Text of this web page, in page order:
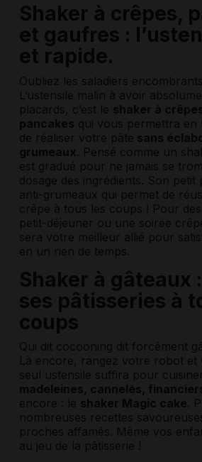
Shaker à crêpes,
et gaufres :
et rapide.
Oubliez les saladiers
L’ustensile malin à avoir
placards, c’est le shaker à
pancakes qui vous permettra en
de réaliser votre pâte sans
grumeaux . Pensé comme un
est gradué pour ne jamais se
dosage des ingrédients. Son petit
anti-grumeaux qui permet de
crêpe à tous les coups ! Pour
petit-déjeuner ou une soirée
sera votre meilleur allié pour
en un rien de temps.
Shaker à gâteaux
ses pâtisseries à
coups
Qui dit cocooning dit forcément
Là encore, rangez votre robot
seul ustensile suffira pour
madeleines, cannelés,
encore : le shaker Magic cake .
nombreuses recettes
proches affamés. Même vos
au jeu de la pâtisserie !